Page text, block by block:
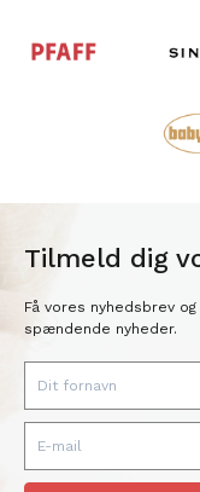
Tilmeld dig
Få vores nyhedsbrev
spændende nyheder.